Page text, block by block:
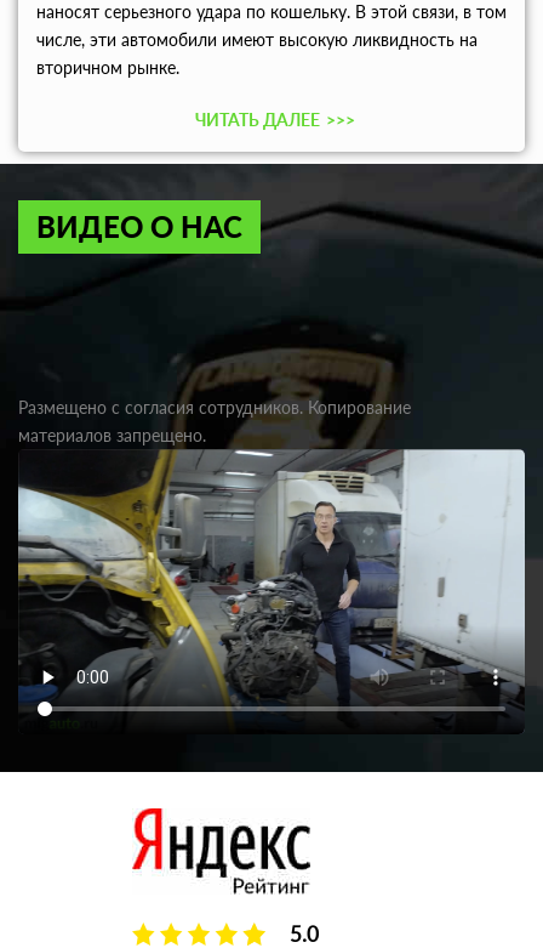
наносят серьезного удара по кошельку. В этой связи, в том
числе, эти автомобили имеют высокую ликвидность на
вторичном рынке.
ЧИТАТЬ ДАЛЕЕ >>>
ВИДЕО О НАС
Размещено с согласия сотрудников. Копирование
материалов запрещено.
5.0